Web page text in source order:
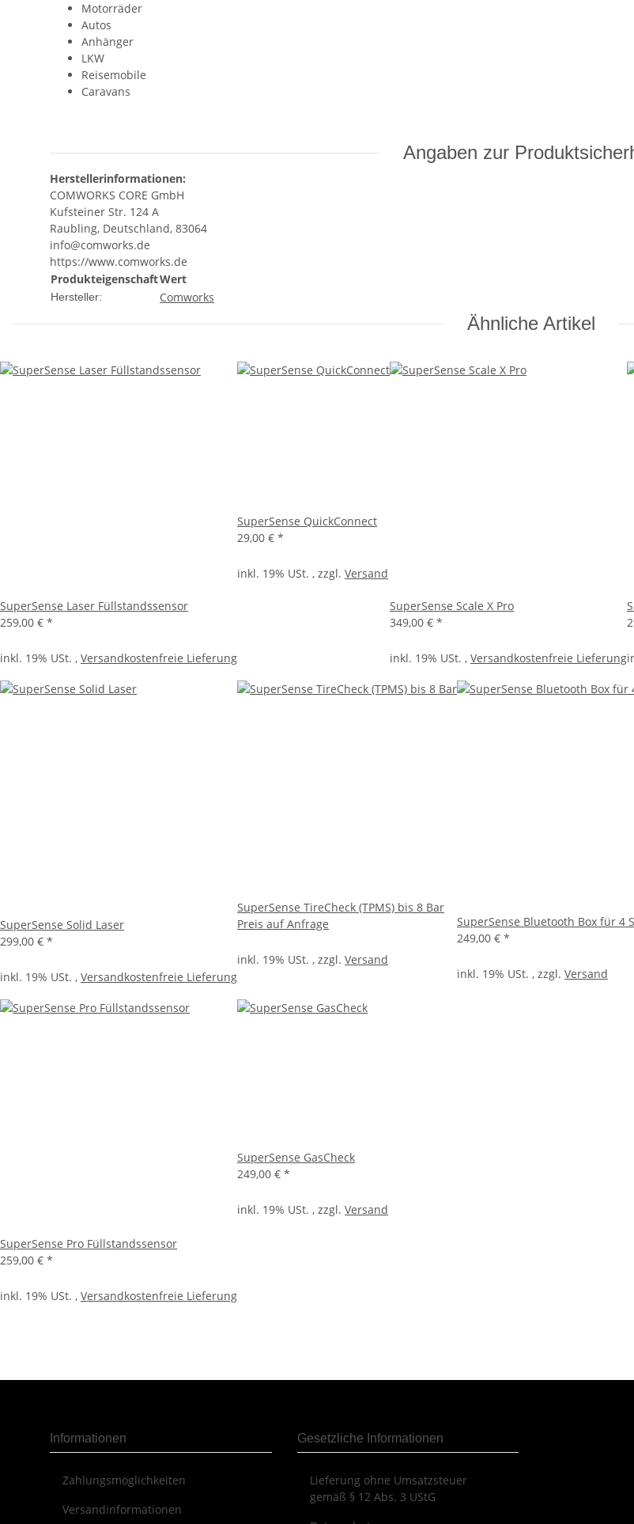
Motorräder
Autos
Anhänger
LKW
Reisemobile
Caravans
Angaben zur
Herstellerinformationen:
COMWORKS CORE GmbH
Kufsteiner Str. 124 A
Raubling, Deutschland, 83064
info@comworks.de
https://www.comworks.de
ProdukteigenschaftWert
Hersteller: Comworks
Ähnliche Artikel
SuperSense Laser Füllstandssensor
259,00 € *
inkl. 19% USt. , Versandkostenfreie Lieferung
SuperSense QuickConnect
29,00 € *
inkl. 19% USt. , zzgl. Versand
SuperSense Scale X Pro
349,00 € *
inkl. 19% USt. , Versandkostenfreie Lieferung
SuperSense Solid Laser
299,00 € *
inkl. 19% USt. , Versandkostenfreie Lieferung
SuperSense TireCheck (TPMS) bis 8 Bar
Preis auf Anfrage
inkl. 19% USt. , zzgl. Versand
SuperSense Bluetooth Box für 4
249,00 € *
inkl. 19% USt. , zzgl. Versand
SuperSense Pro Füllstandssensor
259,00 € *
inkl. 19% USt. , Versandkostenfreie Lieferung
SuperSense GasCheck
249,00 € *
inkl. 19% USt. , zzgl. Versand
Informationen
Zahlungsmöglichkeiten
Versandinformationen
Gesetzliche Informationen
Lieferung ohne Umsatzsteuer
gemäß § 12 Abs. 3 UStG